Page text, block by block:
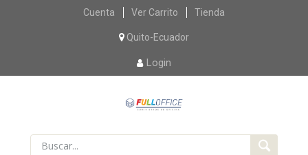
Skip
content
Cuenta Ver Carrito Tienda
Quito-Ecuador
Login